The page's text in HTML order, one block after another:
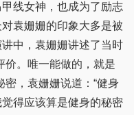
线女神，也成为了励志
袁姗姗的印象大多是被
中，袁姗姗讲述了当时
价。唯一能做的，就是
密，袁姗姗说道：“健身
得应该算是健身的秘密